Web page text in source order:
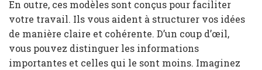
En outre, ces modèles sont conçus pour faciliter
votre travail. Ils vous aident à structurer vos idées
de manière claire et cohérente. D’un coup d’œil,
vous pouvez distinguer les informations
importantes et celles qui le sont moins. Imaginez